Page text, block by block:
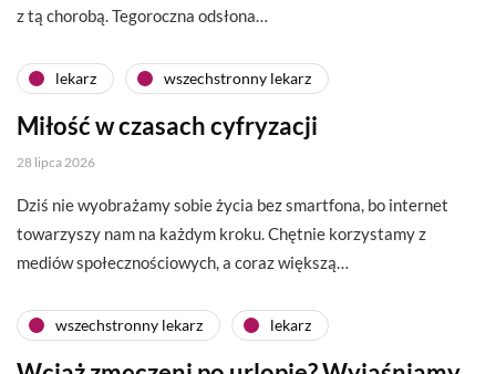
z tą chorobą. Tegoroczna odsłona…
lekarz wszechstronny lekarz
Miłość w czasach cyfryzacji
28 lipca 2026
Dziś nie wyobrażamy sobie życia bez smartfona, bo internet
towarzyszy nam na każdym kroku. Chętnie korzystamy z
mediów społecznościowych, a coraz większą…
wszechstronny lekarz lekarz